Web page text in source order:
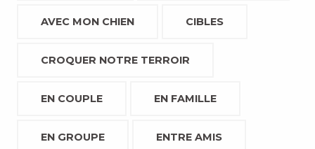
AVEC MON CHIEN CIBLES
CROQUER NOTRE TERROIR
EN COUPLE EN FAMILLE
EN GROUPE ENTRE AMIS